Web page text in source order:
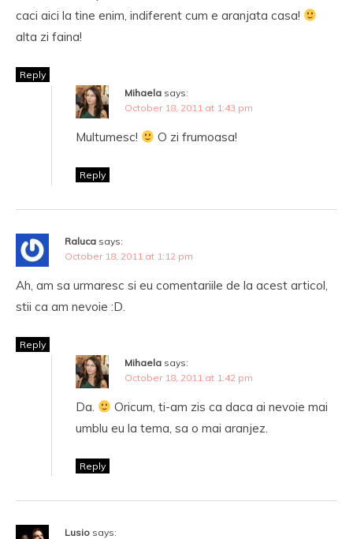
caci aici la tine enim, indiferent cum e aranjata casa!
alta zi faina!
Reply
Mihaela says:
October 18, 2011 at 1:43 pm
Multumesc! O zi frumoasa!
Reply
Raluca says:
October 18, 2011 at 1:12 pm
Ah, am sa urmaresc si eu comentariile de la acest articol,
stii ca am nevoie :D.
Reply
Mihaela says:
October 18, 2011 at 1:42 pm
Da.
Oricum, ti-am zis ca daca ai nevoie mai
umblu eu la tema, sa o mai aranjez.
Reply
Lusio says: